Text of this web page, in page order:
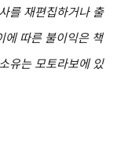
를 재편집하거나 출
에 따른 불이익은 책
유는 모토라보에 있